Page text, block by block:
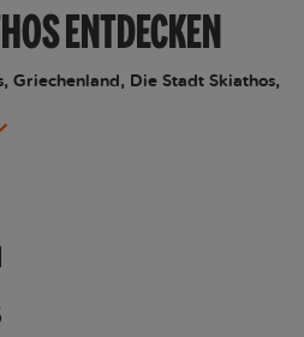
ENTDECKEN
Griechenland, Die Stadt Skiathos,